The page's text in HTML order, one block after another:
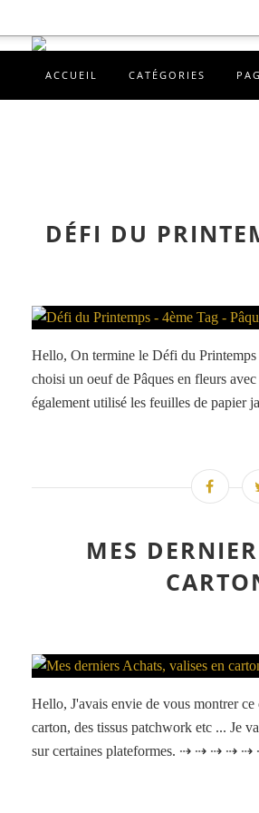
ACCUEIL CATÉGORIES
DÉFI DU
Hello, On termine le Défi du Printemps
choisi un oeuf de Pâques en fleurs
également utilisé les feuilles de papier
MES
Hello, J'avais envie de vous montrer
carton, des tissus patchwork etc ... Je
sur certaines plateformes. ⇢ ⇢ ⇢ ⇢